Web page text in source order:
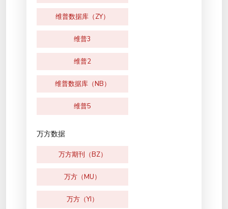
维普数据库（ZY）
维普3
维普2
维普数据库（NB）
维普5
万方数据
万方期刊（BZ）
万方（MU）
万方（YI）